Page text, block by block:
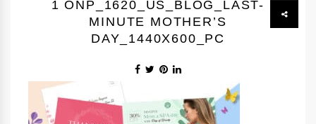
1 ONP_1620_US_BLOG_LAST-
MINUTE MOTHER’S
DAY_1440Х600_PC